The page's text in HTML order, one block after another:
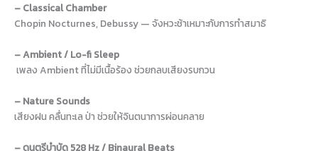
– Classical Chamber
Chopin Nocturnes, Debussy — จังหวะช้าเหมาะกับการทำสมาธิ
– Ambient / Lo-fi Sleep
เพลง Ambient ที่ไม่มีเนื้อร้อง ช่วยกลบเสียงรบกวน
– Nature Sounds
เสียงฝน คลื่นทะเล ป่า ช่วยให้จินตนาการผ่อนคลาย
– ดนตรีบำบัด 528 Hz / Binaural Beats